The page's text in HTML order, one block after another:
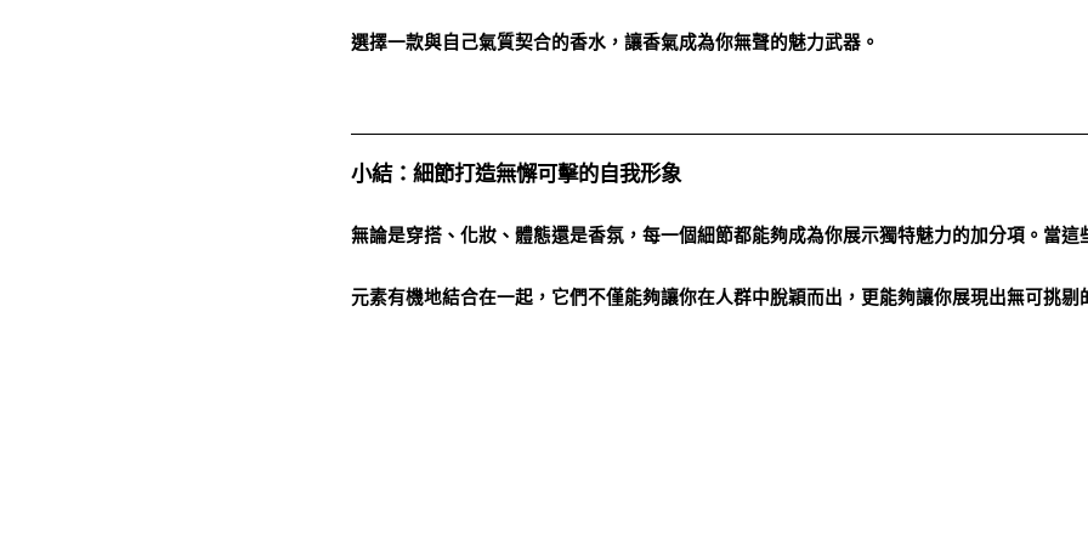
選擇一款與自己氣質契合的香水，讓香氣成為你無聲的魅力武器。
小結：細節打造無懈可擊的自我形象
無論是穿搭、化妝、體態還是香氛，每一個細節都能夠成為你展示獨特魅力的加分項。當這
元素有機地結合在一起，它們不僅能夠讓你在人群中脫穎而出，更能夠讓你展現出無可挑剔